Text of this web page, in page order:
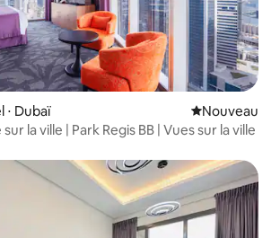
Dubaï Nouvel
Nouveau
la ville | Park Regis BB | Vues sur la ville